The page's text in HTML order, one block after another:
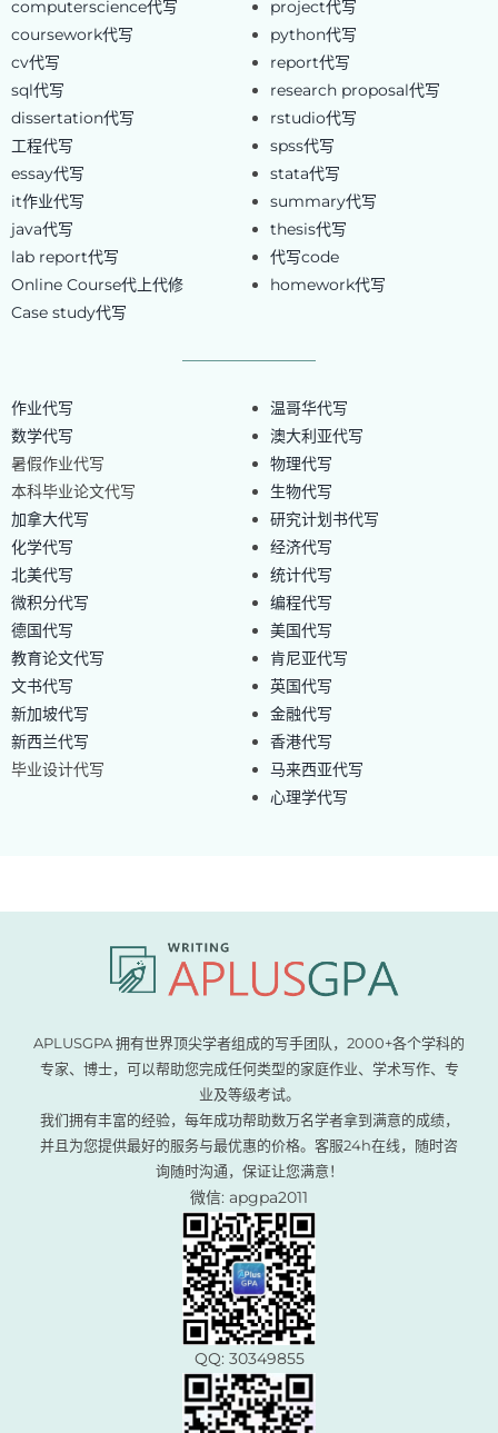
computerscience代写
coursework代写
cv代写
sql代写
dissertation代写
工程代写
essay代写
it作业代写
java代写
lab report代写
Online Course代上代修
Case study代写
project代写
python代写
report代写
research proposal代写
rstudio代写
spss代写
stata代写
summary代写
thesis代写
代写code
homework代写
作业代写
数学代写
暑假作业代写
本科毕业论文代写
加拿大代写
化学代写
北美代写
微积分代写
德国代写
教育论文代写
文书代写
新加坡代写
新西兰代写
毕业设计代写
温哥华代写
澳大利亚代写
物理代写
生物代写
研究计划书代写
经济代写
统计代写
编程代写
美国代写
肯尼亚代写
英国代写
金融代写
香港代写
马来西亚代写
心理学代写
APLUSGPA 拥有世界顶尖学者组成的写手团队，2000+各个学科的
专家、博士，可以帮助您完成任何类型的家庭作业、学术写作、专
业及等级考试。
我们拥有丰富的经验，每年成功帮助数万名学者拿到满意的成绩，
并且为您提供最好的服务与最优惠的价格。客服24h在线，随时咨
询随时沟通，保证让您满意！
微信: apgpa2011
QQ: 30349855